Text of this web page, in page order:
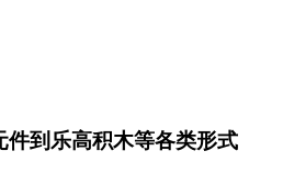
件到乐高积木等各类形式